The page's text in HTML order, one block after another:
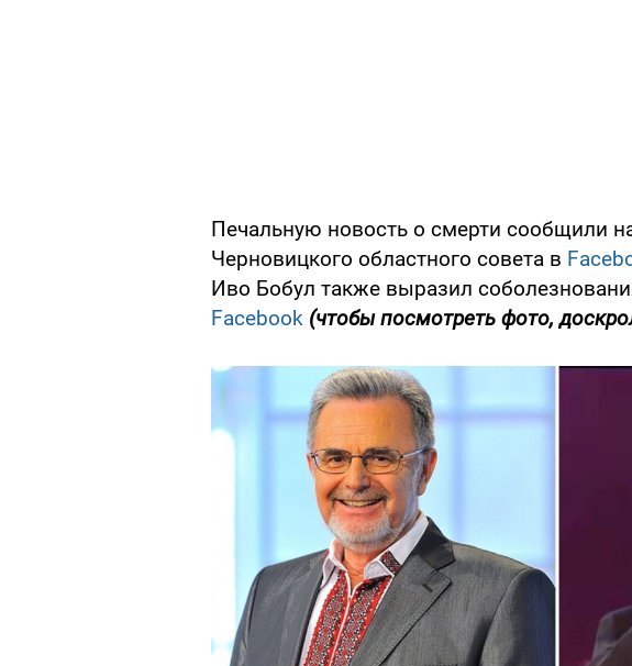
Печальную новость о смерти сообщили
Черновицкого областного совета в
Иво Бобул также выразил
Facebook (чтобы посмотреть фото,